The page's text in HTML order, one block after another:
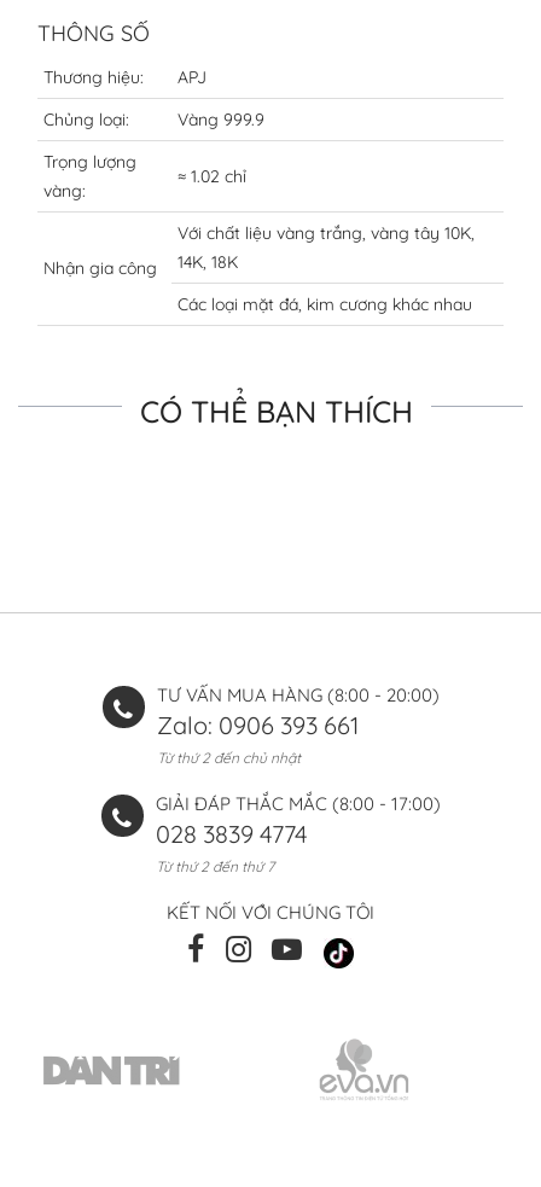
THÔNG SỐ
Thương hiệu:
APJ
Chủng loại:
Vàng 999.9
Trọng lượng
vàng:
≈ 1.02 chỉ
Nhận gia công
Với chất liệu vàng trắng, vàng tây 10K,
14K, 18K
Các loại mặt đá, kim cương khác nhau
CÓ THỂ BẠN THÍCH
TƯ VẤN MUA HÀNG (8:00 - 20:00)
Zalo: 0906 393 661
Từ thứ 2 đến chủ nhật
GIẢI ĐÁP THẮC MẮC (8:00 - 17:00)
028 3839 4774
Từ thứ 2 đến thứ 7
KẾT NỐI VỚI CHÚNG TÔI